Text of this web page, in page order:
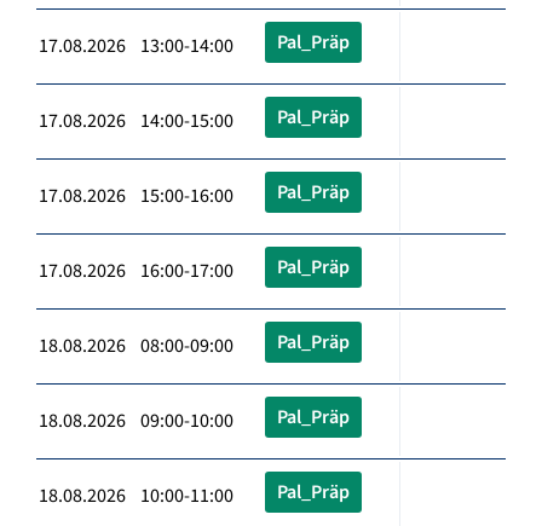
17.08.2026 13:00-14:00 Pal_Präp
17.08.2026 14:00-15:00 Pal_Präp
17.08.2026 15:00-16:00 Pal_Präp
17.08.2026 16:00-17:00 Pal_Präp
18.08.2026 08:00-09:00 Pal_Präp
18.08.2026 09:00-10:00 Pal_Präp
18.08.2026 10:00-11:00 Pal_Präp